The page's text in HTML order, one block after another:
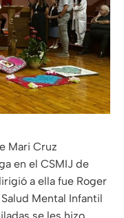
Mari Cruz
en el CSMIJ de
a ella fue Roger
Mental Infantil